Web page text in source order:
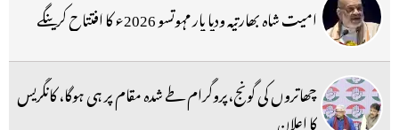
امیت شاہ بھارتیہ ودیا پار مہوتسو 2026ء کا افتتاح کرینگے
چھاتروں کی گونج،پروگرام طے شدہ مقام پر ہی ہوگا، کانگریس
کا اعلان